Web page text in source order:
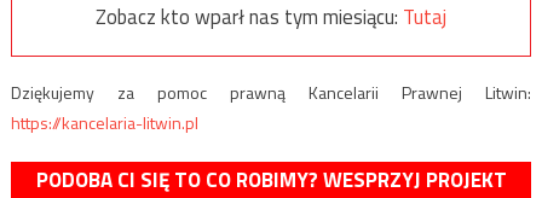
Zobacz kto wparł nas tym miesiącu: Tutaj
Dziękujemy za pomoc prawną Kancelarii Prawnej Litwin:
https://kancelaria-litwin.pl
PODOBA CI SIĘ TO CO ROBIMY? WESPRZYJ PROJEKT